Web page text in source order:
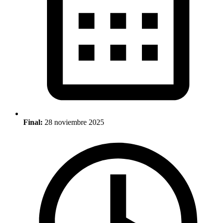
Final: 28 noviembre 2025